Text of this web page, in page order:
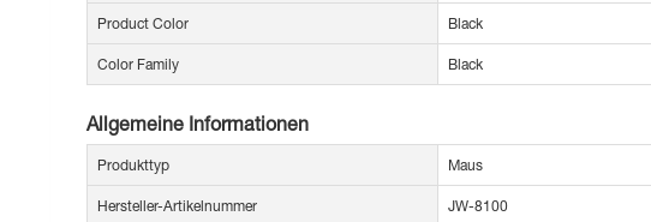
Product Color Black
Color Family Black
Allgemeine Informationen
Produkttyp Maus
Hersteller-Artikelnummer JW-8100